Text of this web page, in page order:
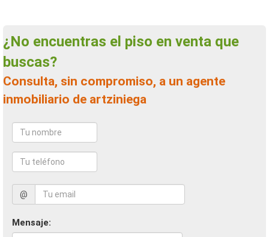
¿No encuentras el piso en venta que
buscas?
Consulta, sin compromiso, a un agente
inmobiliario de artziniega
@
Mensaje: